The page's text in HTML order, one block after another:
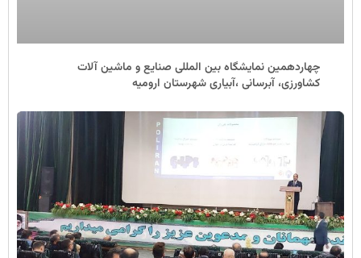
چهاردهمین نمایشگاه بین المللی صنایع و ماشین آلات
کشاورزی، آبرسانی ،آبیاری شهرستان ارومیه